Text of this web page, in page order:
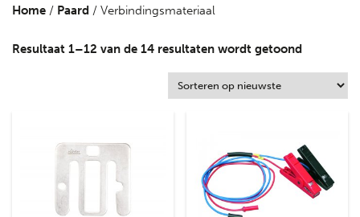
Resultaat 1–12 van de 14 resultaten wordt getoond
Home / Paard / Verbindingsmateriaal